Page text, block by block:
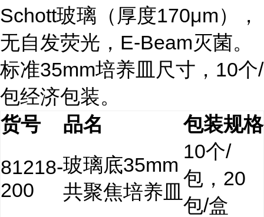
Schott玻璃（厚度170μm），
无自发荧光，E-Beam灭菌。
标准35mm培养皿尺寸，10个/
包经济包装。
货号
品名
包装规格
81218-
200
玻璃底35mm
共聚焦培养皿
10个/
包，20
包/盒